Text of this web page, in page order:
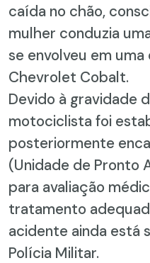
caída no chão,
mulher conduzia
se envolveu em
Chevrolet Cobalt.
Devido à gravidade
motociclista foi
posteriormente
(Unidade de Pronto
para avaliação
tratamento
acidente ainda está
Polícia Militar.